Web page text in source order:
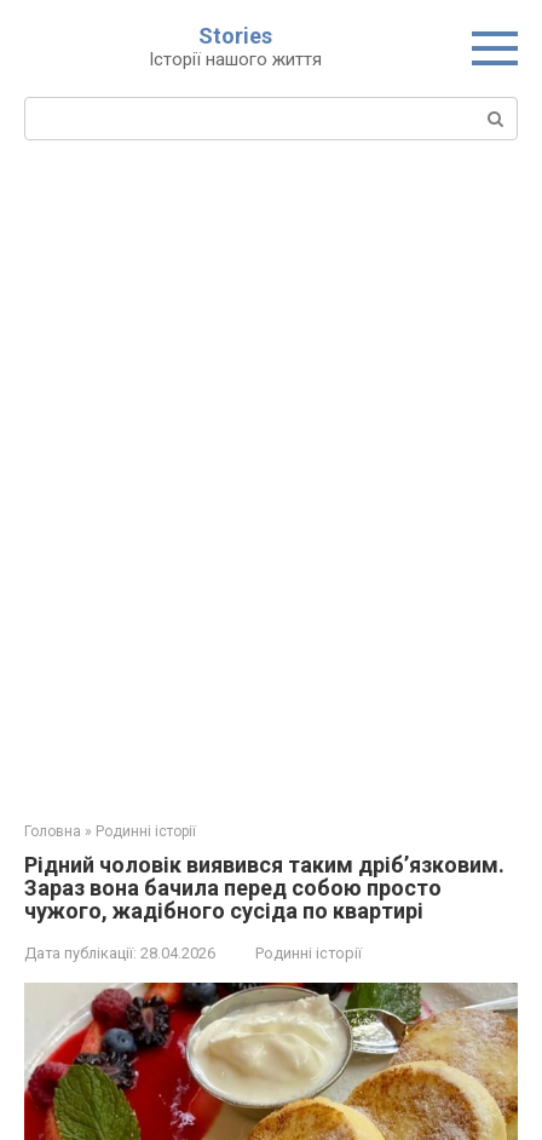
Stories
Історії нашого життя
Пошук:
Головна » Родинні історії
Рідний чоловік виявився таким дріб’язковим.
Зараз вона бачила перед собою просто
чужого, жадібного сусіда по квартирі
Дата публікації: 28.04.2026 Родинні історії